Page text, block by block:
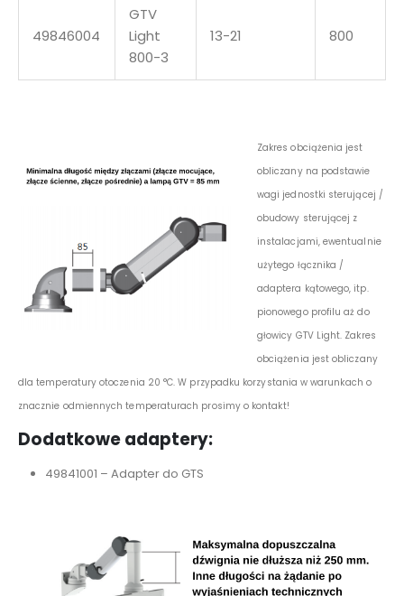
49846004
GTV
Light
800-3
13-21 800
Zakres obciążenia jest
obliczany na podstawie
wagi jednostki sterującej /
obudowy sterującej z
instalacjami, ewentualnie
użytego łącznika /
adaptera kątowego, itp.
pionowego profilu aż do
głowicy GTV Light. Zakres
obciążenia jest obliczany
dla temperatury otoczenia 20 °C. W przypadku korzystania w warunkach o
znacznie odmiennych temperaturach prosimy o kontakt!
Dodatkowe adaptery:
49841001 – Adapter do GTS